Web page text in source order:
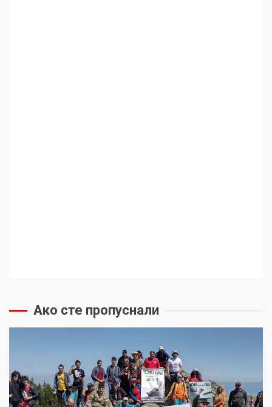
Ако сте пропуснали